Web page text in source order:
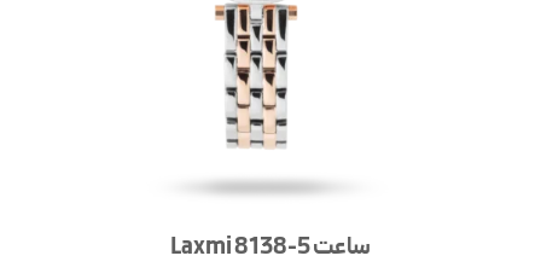
ساعت Laxmi 8138-5